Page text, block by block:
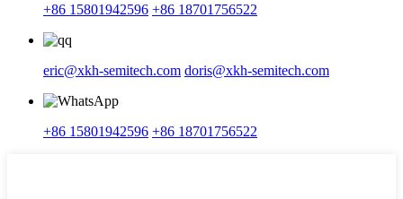
+86 15801942596 +86 18701756522
eric@xkh-semitech.com doris@xkh-semitech.com
+86 15801942596 +86 18701756522